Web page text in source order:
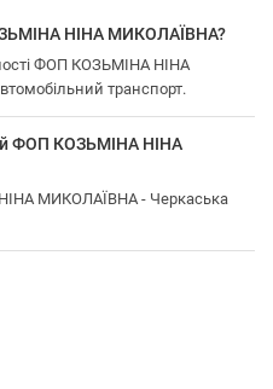
НІНА МИКОЛАЇВНА?
ФОП КОЗЬМІНА НІНА
транспорт.
ФОП КОЗЬМІНА НІНА
МИКОЛАЇВНА - Черкаська